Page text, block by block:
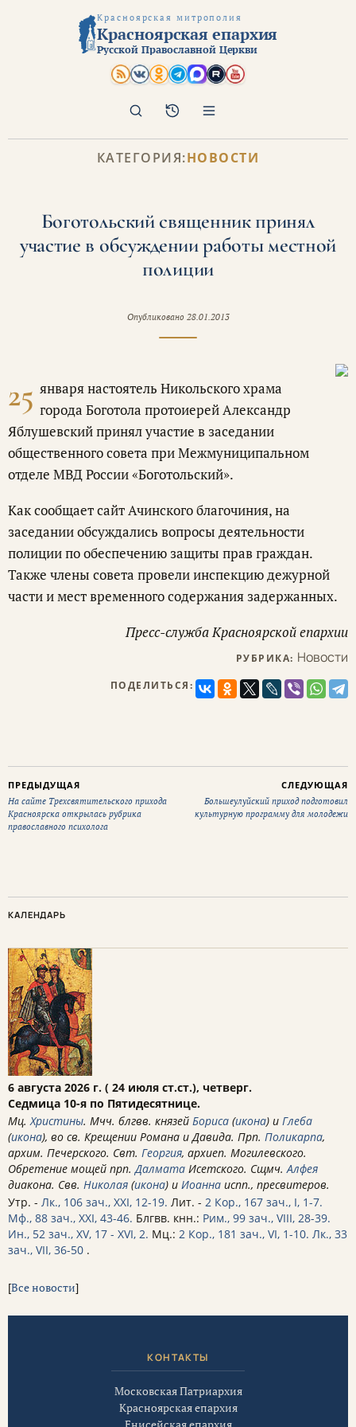
Красноярская митрополия
Красноярская епархия
Русской Православной Церкви
Архив
Поиск
КАТЕГОРИЯ:НОВОСТИ
Боготольский священник принял
участие в обсуждении работы местной
полиции
Опубликовано 28.01.2013
25 января настоятель Никольского храма
города Боготола протоиерей Александр
Яблушевский принял участие в заседании
общественного совета при Межмуниципальном
отделе МВД России «Боготольский».
Как сообщает сайт Ачинского благочиния, на
заседании обсуждались вопросы деятельности
полиции по обеспечению защиты прав граждан.
Также члены совета провели инспекцию дежурной
части и мест временного содержания задержанных.
Пресс-служба Красноярской епархии
РУБРИКА: Новости
ПОДЕЛИТЬСЯ:
ПРЕДЫДУЩАЯ
На сайте Трехсвятительского прихода
Красноярска открылась рубрика
православного психолога
СЛЕДУЮЩАЯ
Большеулуйский приход подготовил
культурную программу для молодежи
КАЛЕНДАРЬ
6 августа 2026 г. ( 24 июля ст.ст.), четверг.
Седмица 10-я по Пятидесятнице.
Мц. Христины. Мчч. блгвв. князей Бориса (икона) и Глеба
(икона), во св. Крещении Романа и Давида. Прп. Поликарпа,
архим. Печерского. Свт. Георгия, архиеп. Могилевского.
Обретение мощей прп. Далмата Исетского. Сщмч. Алфея
диакона. Свв. Николая (икона) и Иоанна испп., пресвитеров.
Утр. - Лк., 106 зач., XXI, 12-19. Лит. - 2 Кор., 167 зач., I, 1-7.
Мф., 88 зач., XXI, 43-46. Блгвв. кнн.: Рим., 99 зач., VIII, 28-39.
Ин., 52 зач., XV, 17 - XVI, 2. Мц.: 2 Кор., 181 зач., VI, 1-10. Лк., 33
зач., VII, 36-50 .
[Все новости]
КОНТАКТЫ
Московская Патриархия
Красноярская епархия
Енисейская епархия